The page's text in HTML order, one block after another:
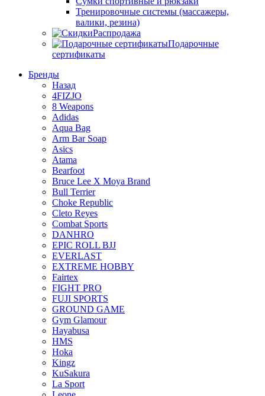
Тренировочные системы (массажеры,
валики, резина)
Распродажа
Подарочные
сертификаты
Бренды
Назад
4FIZJO
8 Weapons
Adidas
Aqua Bag
Arm Bar Soap
Asics
Atama
Bearfoot
Bruce Lee X Moya Brand
Bull Terrier
Choke Republic
Cleto Reyes
Combat Sports
DANHRO
EPIC ROLL BJJ
EVERLAST
EXTREME HOBBY
Fairtex
FIGHT PRO
FUJI SPORTS
GROUND GAME
Gym Glamour
Hayabusa
HMS
Hoka
Kingz
KuSakura
La Sport